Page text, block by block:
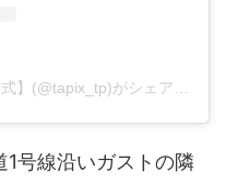
号線沿いガストの隣